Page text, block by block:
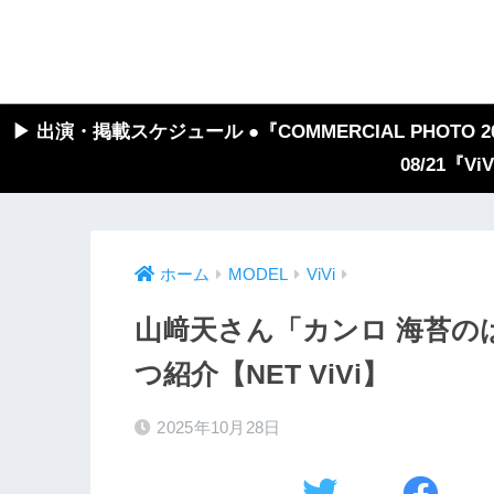
▶︎ 出演・掲載スケジュール ●『COMMERCIAL PHOTO
08/21『
ホーム MODEL ViVi
山﨑天さん「カンロ 海苔
つ紹介【NET ViVi】
2025年10月28日